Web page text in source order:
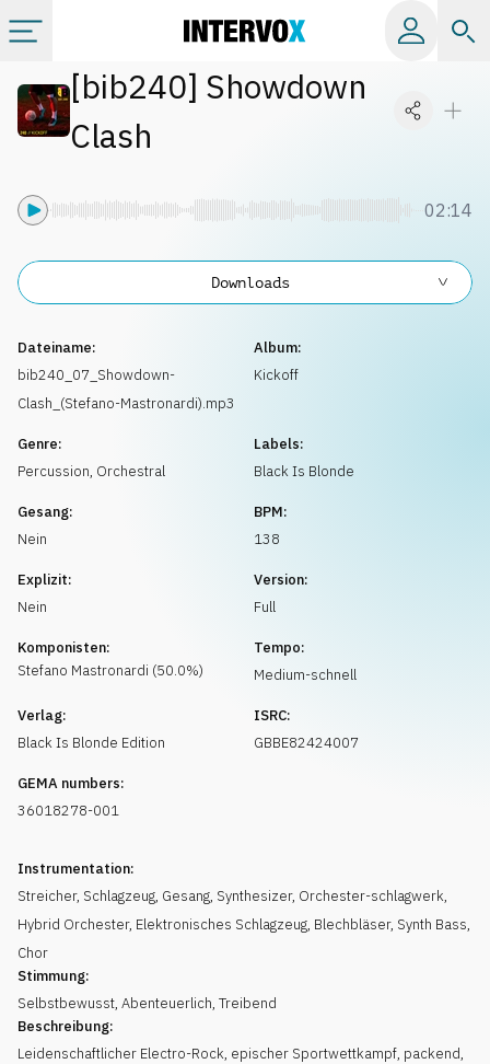
Kategorien
[bib240] Showdown
Clash
02:14
Dateiname:
bib240_07_Showdown-
Clash_(Stefano-Mastronardi).mp3
Album:
Kickoff
Genre:
Percussion, Orchestral
Labels:
Black Is Blonde
Gesang:
Nein
BPM:
138
Explizit:
Nein
Version:
Full
Komponisten:
Stefano Mastronardi (50.0%)
Tempo:
Medium-schnell
Verlag:
Black Is Blonde Edition
ISRC:
GBBE82424007
GEMA numbers:
36018278-001
Instrumentation:
Streicher, Schlagzeug, Gesang, Synthesizer, Orchester-schlagwerk,
Hybrid Orchester, Elektronisches Schlagzeug, Blechbläser, Synth Bass,
Chor
Stimmung:
Selbstbewusst, Abenteuerlich, Treibend
Beschreibung:
Leidenschaftlicher Electro-Rock, epischer Sportwettkampf, packend,
Downloads